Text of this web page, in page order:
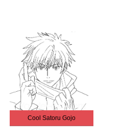
Cool Satoru Gojo